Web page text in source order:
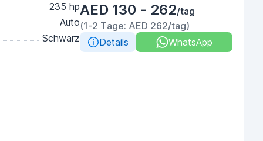
235 hp
Auto
Schwarz
AED 130 - 262/tag
(1-2 Tage: AED 262/tag)
Details
WhatsApp